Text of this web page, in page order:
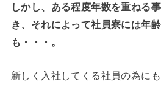
しかし、ある程度年数を重ねる
き、それによって社員寮には年
も・・・。
新しく入社してくる社員の為に